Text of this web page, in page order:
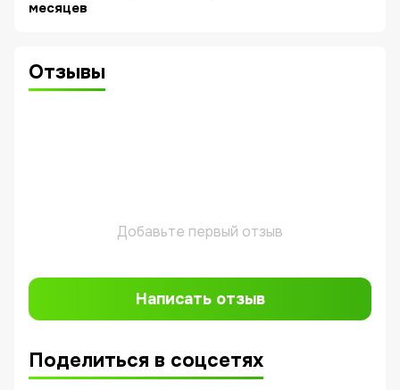
месяцев
Отзывы
Добавьте первый отзыв
Написать отзыв
Поделиться в соцсетях